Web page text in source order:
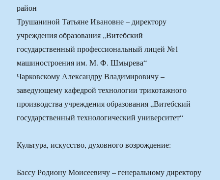
район
Трушаниной Татьяне Ивановне – директору
учреждения образования „Витебский
государственный профессиональный лицей №1
машиностроения им. М. Ф. Шмырева“
Чарковскому Александру Владимировичу –
заведующему кафедрой технологии трикотажного
производства учреждения образования „Витебский
государственный технологический университет“
Культура, искусство, духовного возрождение:
Бассу Родиону Моисеевичу – генеральному директору